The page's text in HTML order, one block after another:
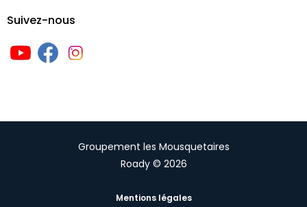
Suivez-nous
Groupement les Mousquetaires
Roady © 2026
Mentions légales